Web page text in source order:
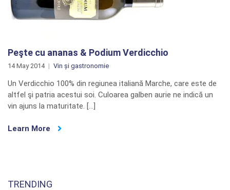
Peşte cu ananas & Podium Verdicchio
14 May 2014 Vin și gastronomie
Un Verdicchio 100% din regiunea italiană Marche, care este de
altfel şi patria acestui soi. Culoarea galben aurie ne indică un
vin ajuns la maturitate. […]
Learn More
TRENDING